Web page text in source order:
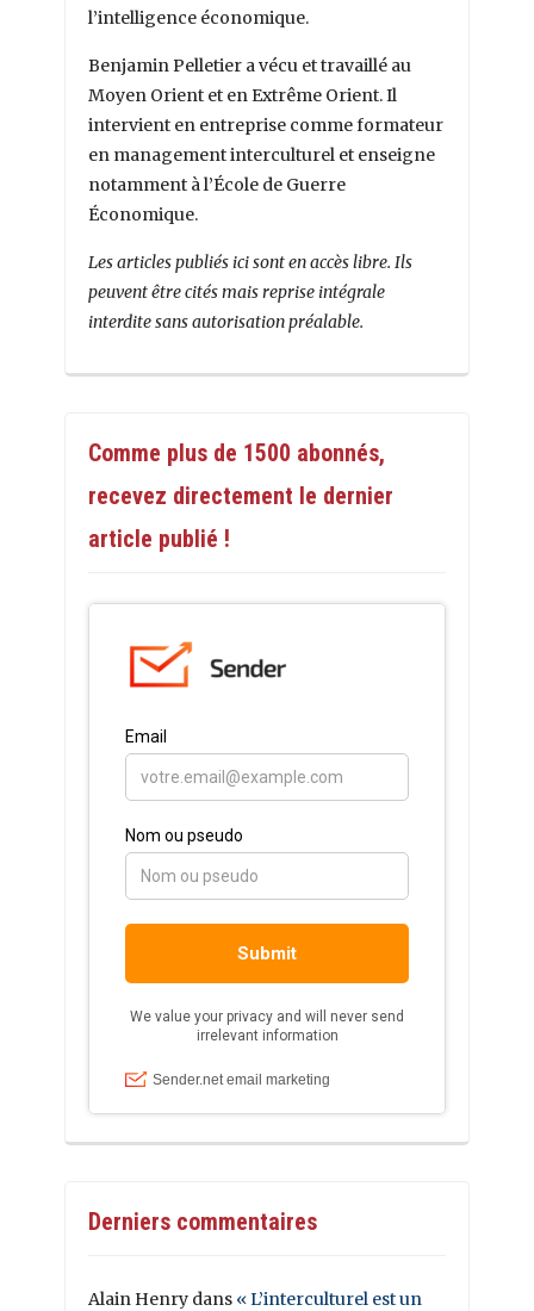
l’intelligence économique.
Benjamin Pelletier a vécu et travaillé au
Moyen Orient et en Extrême Orient. Il
intervient en entreprise comme formateur
en management interculturel et enseigne
notamment à l’École de Guerre
Économique.
Les articles publiés ici sont en accès libre. Ils
peuvent être cités mais reprise intégrale
interdite sans autorisation préalable.
Comme plus de 1500 abonnés,
recevez directement le dernier
article publié !
Derniers commentaires
Alain Henry dans « L’interculturel est un